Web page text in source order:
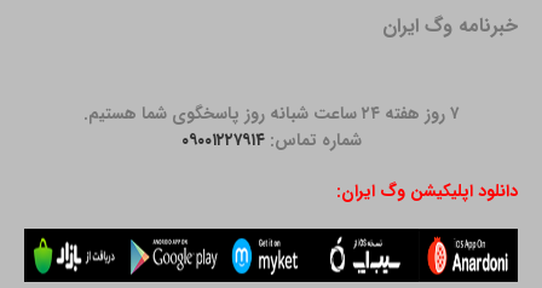
خبرنامه وگ ایران
۷ روز هفته ۲۴ ساعت شبانه روز پاسخگوی شما هستیم.
شماره تماس:۰۹۰۰۱۲۲۷۹۱۴
دانلود اپلیکیشن وگ ایران: